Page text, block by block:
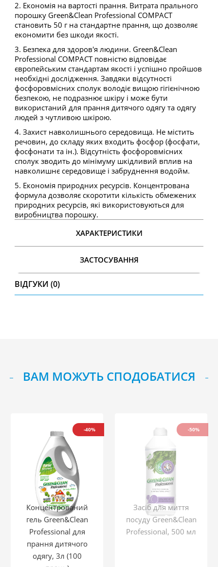
2. Економія на вартості прання. Витрата прального
порошку Green&Clean Professional COMPACT
становить 50 г на стандартне прання, що дозволяє
економити без шкоди якості.
3. Безпека для здоров'я людини. Green&Clean
Professional COMPACT повністю відповідає
європейським стандартам якості і успішно пройшов
необхідні дослідження. Завдяки відсутності
фосфоровмісних сполук володіє вищою гігієнічною
безпекою, не подразнює шкіру і може бути
використаний для прання дитячого одягу та одягу
людей з чутливою шкірою.
4. Захист навколишнього середовища. Не містить
речовин, до складу яких входить фосфор (фосфати,
фосфонати та ін.). Відсутність фосфоровмісних
сполук зводить до мінімуму шкідливий вплив на
навколишнє середовище і забруднення водойм.
5. Економія природних ресурсів. Концентрована
формула дозволяє скоротити кількість обмежених
природних ресурсів, які використовуються для
виробництва порошку.
ХАРАКТЕРИСТИКИ
ЗАСТОСУВАННЯ
ВІДГУКИ (0)
ВАМ МОЖУТЬ СПОДОБАТИСЯ
-40%
Концентрований
гель Green&Clean
Professional для
прання дитячого
одягу, 3л (100
-50%
Засіб для миття
посуду Green&Clean
Professional, 500 мл